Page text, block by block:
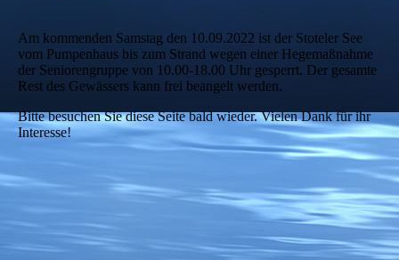
Am kommenden Samstag den 10.09.2022 ist der Stoteler See
vom Pumpenhaus bis zum Strand wegen einer Hegemaßnahme
der Seniorengruppe von 10.00-18.00 Uhr gesperrt. Der gesamte
Rest des Gewässers kann frei beangelt werden.
Bitte besuchen Sie diese Seite bald wieder. Vielen Dank für ihr
Interesse!